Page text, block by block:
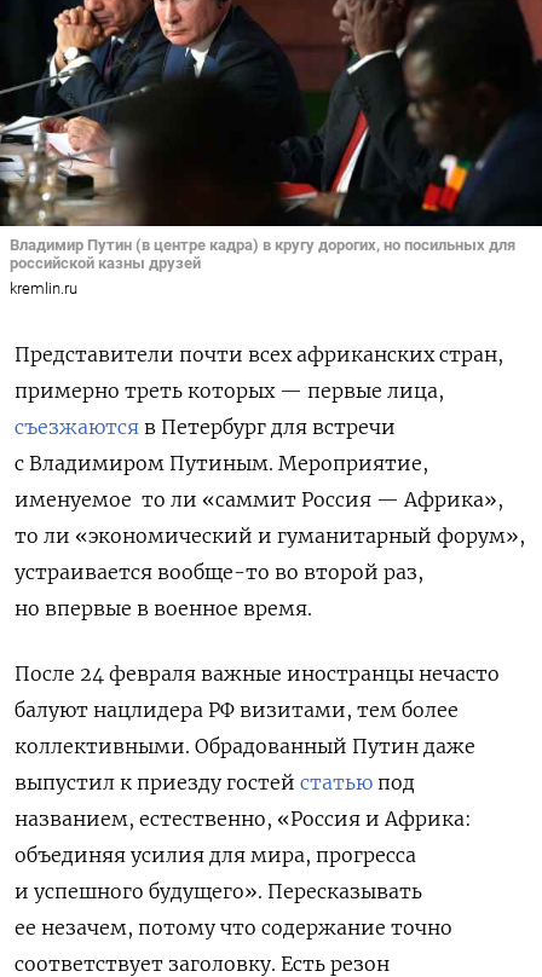
Владимир Путин (в центре кадра) в кругу дорогих, но посильных для
российской казны друзей
kremlin.ru
Представители почти всех африканских стран,
примерно треть которых — первые лица,
съезжаются в Петербург для встречи
с Владимиром Путиным. Мероприятие,
именуемое то ли «саммит Россия — Африка»,
то ли «экономический и гуманитарный форум»,
устраивается вообще-то во второй раз,
но впервые в военное время.
После 24 февраля важные иностранцы нечасто
балуют нацлидера РФ визитами, тем более
коллективными. Обрадованный Путин даже
выпустил к приезду гостей статью под
названием, естественно, «Россия и Африка:
объединяя усилия для мира, прогресса
и успешного будущего». Пересказывать
ее незачем, потому что содержание точно
соответствует заголовку. Есть резон